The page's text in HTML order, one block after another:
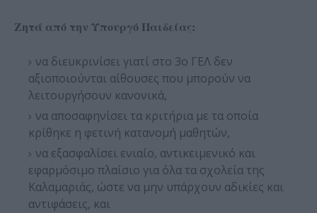
Ζητά από την Υπουργό Παιδείας:
να διευκρινίσει γιατί στο 3ο ΓΕΛ δεν
αξιοποιούνται αίθουσες που μπορούν να
λειτουργήσουν κανονικά,
να αποσαφηνίσει τα κριτήρια με τα οποία
κρίθηκε η φετινή κατανομή μαθητών,
να εξασφαλίσει ενιαίο, αντικειμενικό και
εφαρμόσιμο πλαίσιο για όλα τα σχολεία της
Καλαμαριάς, ώστε να μην υπάρχουν αδικίες και
αντιφάσεις, και